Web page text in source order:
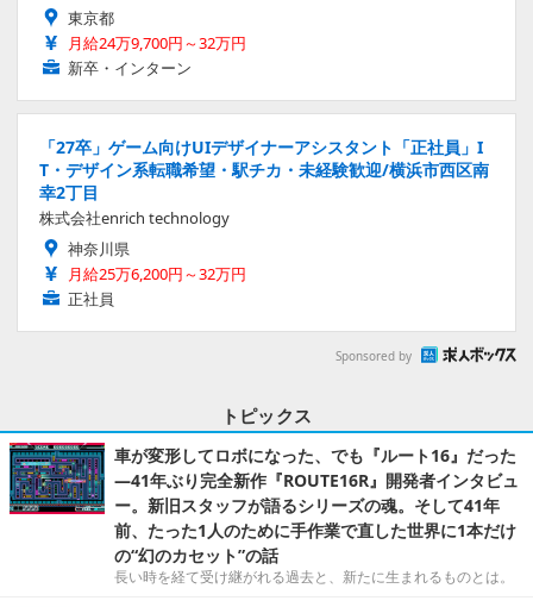
東京都
月給24万9,700円～32万円
新卒・インターン
「27卒」ゲーム向けUIデザイナーアシスタント「正社員」I
T・デザイン系転職希望・駅チカ・未経験歓迎/横浜市西区南
幸2丁目
株式会社enrich technology
神奈川県
月給25万6,200円～32万円
正社員
Sponsored by
トピックス
車が変形してロボになった、でも『ルート16』だった
―41年ぶり完全新作『ROUTE16R』開発者インタビュ
ー。新旧スタッフが語るシリーズの魂。そして41年
前、たった1人のために手作業で直した世界に1本だけ
の“幻のカセット”の話
長い時を経て受け継がれる過去と、新たに生まれるものとは。